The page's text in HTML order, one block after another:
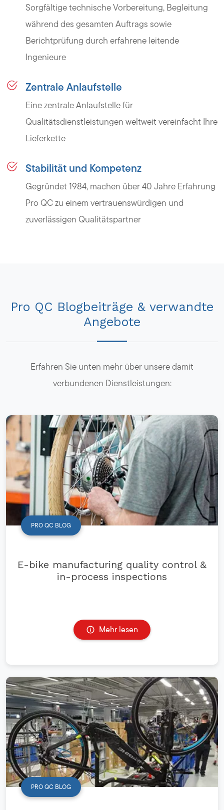
Sorgfältige technische Vorbereitung, Begleitung
während des gesamten Auftrags sowie
Berichtprüfung durch erfahrene leitende
Ingenieure
Zentrale Anlaufstelle
Eine zentrale Anlaufstelle für
Qualitätsdienstleistungen weltweit vereinfacht Ihre
Lieferkette
Stabilität und Kompetenz
Gegründet 1984, machen über 40 Jahre Erfahrung
Pro QC zu einem vertrauenswürdigen und
zuverlässigen Qualitätspartner
Pro QC Blogbeiträge & verwandte
Angebote
Erfahren Sie unten mehr über unsere damit
verbundenen Dienstleistungen:
PRO QC BLOG
E-bike manufacturing quality control &
in-process inspections
Mehr lesen
PRO QC BLOG